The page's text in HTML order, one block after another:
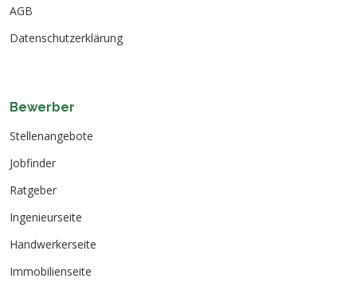
AGB
Datenschutzerklärung
Bewerber
Stellenangebote
Jobfinder
Ratgeber
Ingenieurseite
Handwerkerseite
Immobilienseite